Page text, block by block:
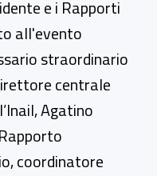
e i Rapporti
all'evento
straordinario
centrale
Agatino
coordinatore